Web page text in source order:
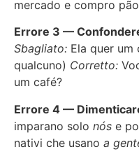
mercado e compro
Errore 3 —
Sbagliato: Ela quer
qualcuno) Corretto:
um café?
Errore 4 —
imparano solo nós e
nativi che usano a